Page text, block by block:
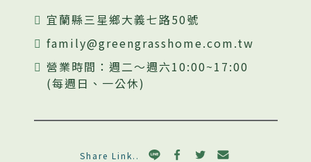
宜蘭縣三星鄉大義七路50號
family@greengrasshome.com.tw
營業時間：週二～週六10:00~17:00
(每週日、一公休)
Share Link..